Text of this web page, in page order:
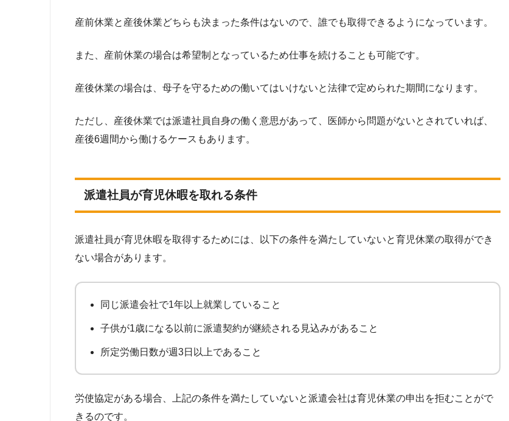
産前休業と産後休業どちらも決まった条件はないので、誰でも取得できるようになっています。
また、産前休業の場合は希望制となっているため仕事を続けることも可能です。
産後休業の場合は、母子を守るための働いてはいけないと法律で定められた期間になります。
ただし、産後休業では派遣社員自身の働く意思があって、医師から問題がないとされていれば、
産後6週間から働けるケースもあります。
派遣社員が育児休暇を取れる条件
派遣社員が育児休暇を取得するためには、以下の条件を満たしていないと育児休業の取得ができ
ない場合があります。
同じ派遣会社で1年以上就業していること
子供が1歳になる以前に派遣契約が継続される見込みがあること
所定労働日数が週3日以上であること
労使協定がある場合、上記の条件を満たしていないと派遣会社は育児休業の申出を拒むことがで
きるのです。